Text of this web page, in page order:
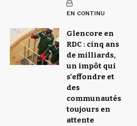
EN CONTINU
Glencore en
RDC : cinq ans
de milliards,
un impôt qui
s’effondre et
des
communautés
toujours en
attente